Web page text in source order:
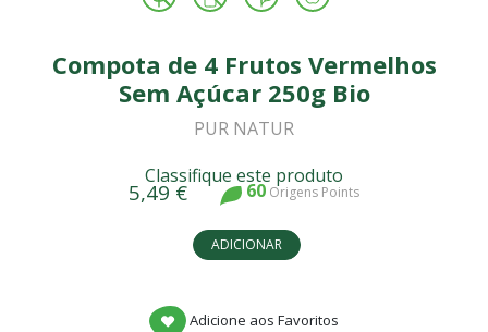
Compota de 4 Frutos Vermelhos
Sem Açúcar 250g Bio
PUR NATUR
Classifique este produto
5,49 € 60 Origens Points
ADICIONAR
Adicione aos Favoritos